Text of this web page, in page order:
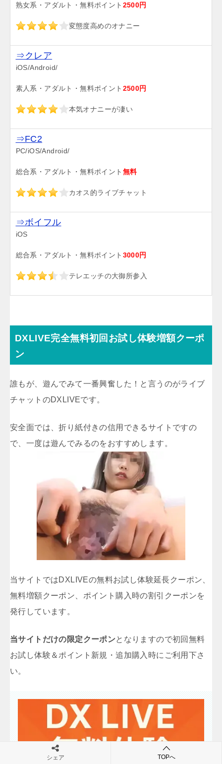
熟女系・アダルト・無料ポイント 2500円
変態度高めのオナニー
⇒クレア
iOS/Android/
素人系・アダルト・無料ポイント 2500円
本気オナニーが凄い
⇒FC2
PC/iOS/Android/
総合系・アダルト・無料ポイント 無料
カオス的ライブチャット
⇒ボイフル
iOS
総合系・アダルト・無料ポイント 3000円
テレエッチの大御所参入
DXLIVE完全無料初回お試し体験増額クーポ
ン
誰もが、遊んでみて一番興奮した！と言うのがライブ
チャットのDXLIVEです。
安全面では、折り紙付きの信用できるサイトですの
で、一度は遊んでみるのをおすすめします。
当サイトではDXLIVEの無料お試し体験延長クーポン、
無料増額クーポン、ポイント購入時の割引クーポンを
発行しています。
当サイトだけの限定クーポンとなりますので初回無料
お試し体験＆ポイント新規・追加購入時にご利用下さ
い。
シェア TOPへ